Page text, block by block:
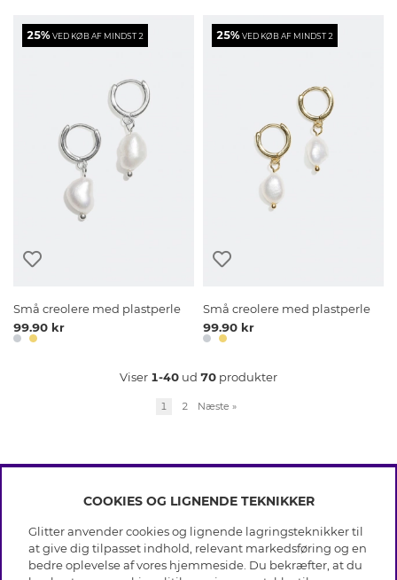
25%VED KØB AF MINDST 2
Små creolere med plastperle
99.90 kr
25%VED KØB AF MINDST 2
Små creolere med plastperle
99.90 kr
Viser 1-40 ud 70 produkter
1 2 Næste »
INFO
Betingelser
Databeskyttelsespolitik
Cookies
OM GLITTER
COOKIES OG LIGNENDE TEKNIKKER
Glitter anvender cookies og lignende lagringsteknikker til
at give dig tilpasset indhold, relevant markedsføring og en
bedre oplevelse af vores hjemmeside. Du bekræfter, at du